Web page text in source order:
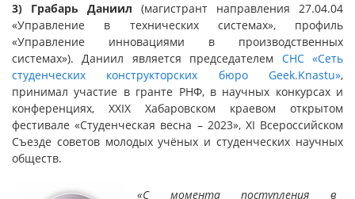
3) Грабарь Даниил (магистрант направления 27.04.04
«Управление в технических системах», профиль
«Управление инновациями в производственных
системах»). Даниил является председателем СНС «Сеть
студенческих конструкторских бюро Geek.Knastu»,
принимал участие в гранте РНФ, в научных конкурсах и
конференциях, XXIX Хабаровском краевом открытом
фестивале «Студенческая весна – 2023», XI Всероссийском
Съезде советов молодых учёных и студенческих научных
обществ.
«С момента поступления в